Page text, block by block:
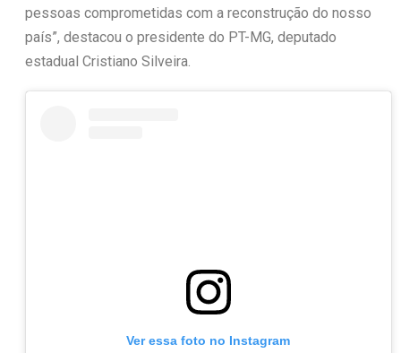
pessoas comprometidas com a reconstrução do nosso
país”, destacou o presidente do PT-MG, deputado
estadual Cristiano Silveira.
Ver essa foto no Instagram